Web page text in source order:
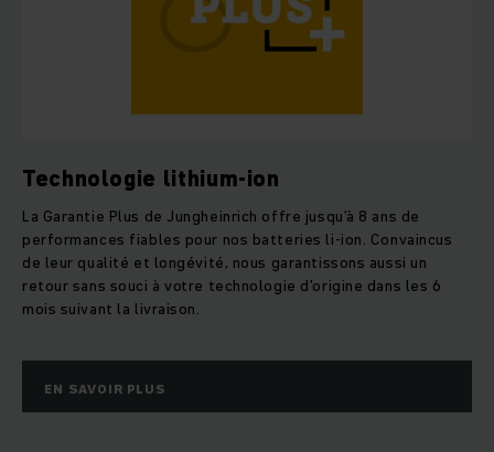
Technologie lithium-ion
La Garantie Plus de Jungheinrich offre jusqu’à 8 ans de
performances fiables pour nos batteries li-ion. Convaincus
de leur qualité et longévité, nous garantissons aussi un
retour sans souci à votre technologie d’origine dans les 6
mois suivant la livraison.
EN SAVOIR PLUS